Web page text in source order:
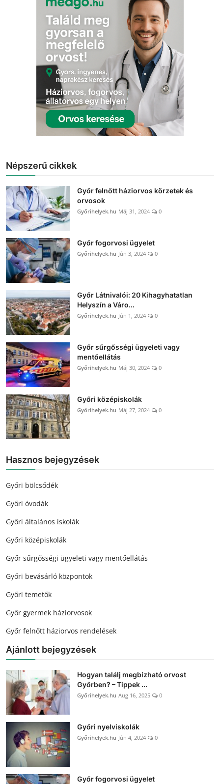
Népszerű cikkek
Győr felnőtt háziorvos körzetek és
orvosok
Győrihelyek.hu Máj 31, 2024 0
Győr fogorvosi ügyelet
Győrihelyek.hu Jún 3, 2024 0
Győr Látnivalói: 20 Kihagyhatatlan
Helyszín a Váro...
Győrihelyek.hu Jún 1, 2024 0
Győr sűrgősségi ügyeleti vagy
mentőellátás
Győrihelyek.hu Máj 30, 2024 0
Győri középiskolák
Győrihelyek.hu Máj 27, 2024 0
Hasznos bejegyzések
Győri bölcsődék
Győri óvodák
Győri általános iskolák
Győri középiskolák
Győr sűrgősségi ügyeleti vagy mentőellátás
Győri bevásárló központok
Győri temetők
Győr gyermek háziorvosok
Győr felnőtt háziorvos rendelések
Ajánlott bejegyzések
Hogyan találj megbízható orvost
Győrben? – Tippek ...
Győrihelyek.hu Aug 16, 2025 0
Győri nyelviskolák
Győrihelyek.hu Jún 4, 2024 0
Győr fogorvosi ügyelet